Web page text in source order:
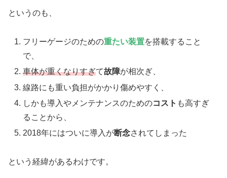
というのも、
フリーゲージのための重たい装置を搭載すること
で、
車体が重くなりすぎて故障が相次ぎ、
線路にも重い負担がかかり傷めやすく、
しかも導入やメンテナンスのためのコスト も高すぎ
ることから、
2018年にはついに導入が断念されてしまった
という経緯があるわけです。